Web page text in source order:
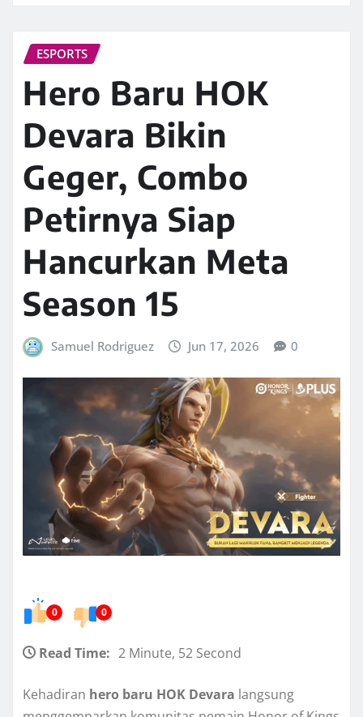
ESPORTS
Hero Baru HOK
Devara Bikin
Geger, Combo
Petirnya Siap
Hancurkan Meta
Season 15
Samuel Rodriguez Jun 17, 2026 0
0 0
Read Time: 2 Minute, 52 Second
Kehadiran hero baru HOK Devara langsung